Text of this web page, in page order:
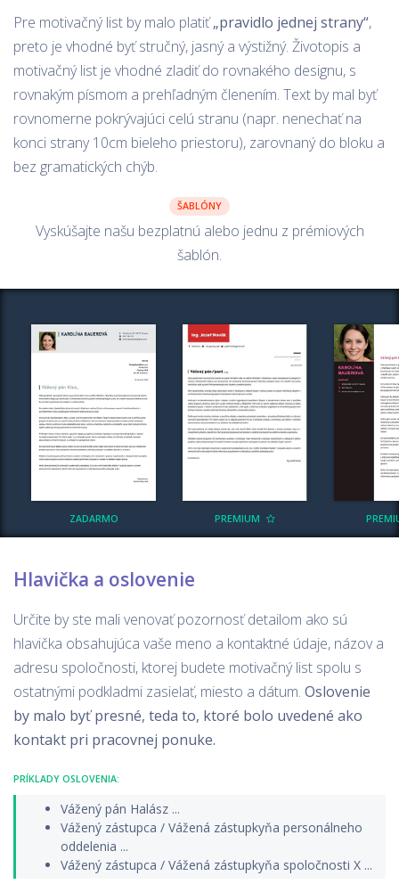
Pre motivačný list by malo platiť„pravidlo jednej strany“,
preto je vhodné byť stručný, jasný a výstižný. Životopis a
motivačný list je vhodné zladiť do rovnakého designu, s
rovnakým písmom a prehľadným členením. Text by mal byť
rovnomerne pokrývajúci celú stranu (napr. nenechať na
konci strany 10cm bieleho priestoru), zarovnaný do bloku a
bez gramatických chýb.
ŠABLÓNY
Vyskúšajte našu bezplatnú alebo jednu z prémiových
šablón.
ZADARMO PREMIUM
Hlavička a oslovenie
Určite by ste mali venovať pozornosť detailom ako sú
hlavička obsahujúca vaše meno a kontaktné údaje, názov a
adresu spoločnosti, ktorej budete motivačný list spolu s
ostatnými podkladmi zasielať, miesto a dátum. Oslovenie
by malo byť presné, teda to, ktoré bolo uvedené ako
kontakt pri pracovnej ponuke.
PRÍKLADY OSLOVENIA:
Vážený pán Halász ...
Vážený zástupca / Vážená zástupkyňa personálneho
oddelenia ...
Vážený zástupca / Vážená zástupkyňa spoločnosti X ...